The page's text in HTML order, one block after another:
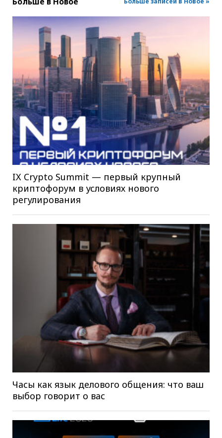
IX Crypto Summit — первый крупный
криптофорум в условиях нового
регулирования
Часы как язык делового общения: что ваш
выбор говорит о вас